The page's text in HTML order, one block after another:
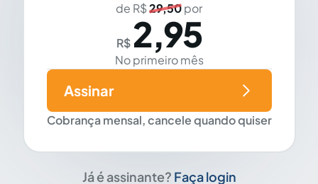
de R$29,50por
R$ 2,95
No primeiro mês
Cobrança mensal, cancele quando quiser
Assinar
Já é assinante? Faça login